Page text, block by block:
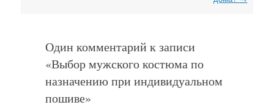
Один комментарий к записи
«Выбор мужского костюма по
назначению при индивидуальном
пошиве»